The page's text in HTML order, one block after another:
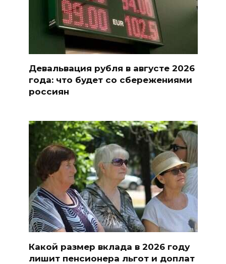
Девальвация рубля в августе 2026
года: что будет со сбережениями
россиян
Какой размер вклада в 2026 году
лишит пенсионера льгот и доплат